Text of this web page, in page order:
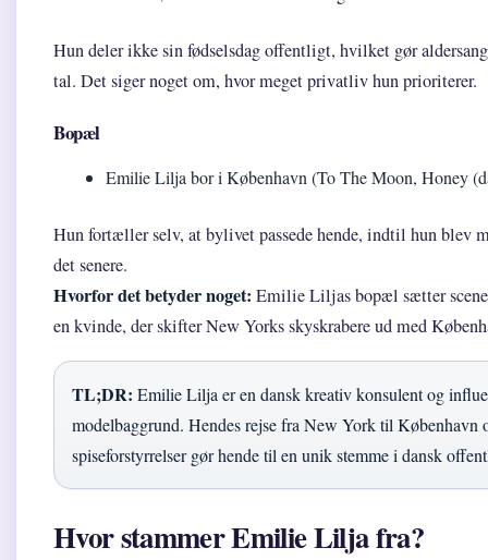
Hun deler ikke sin fødselsdag offentligt, hvilket gør
tal. Det siger noget om, hvor meget privatliv hun prioriterer.
Bopæl
Emilie Lilja bor i København (To The Moon, Honey
Hun fortæller selv, at bylivet passede hende, indtil hun blev
det senere.
Hvorfor det betyder noget: Emilie Liljas bopæl sætter
en kvinde, der skifter New Yorks skyskrabere ud med
TL;DR: Emilie Lilja er en dansk kreativ konsulent og
modelbaggrund. Hendes rejse fra New York til København
spiseforstyrrelser gør hende til en unik stemme i dansk
Hvor stammer Emilie Lilja fra?